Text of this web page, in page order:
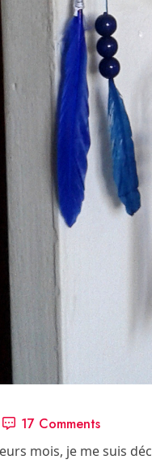
17 Comments
mois, je me suis